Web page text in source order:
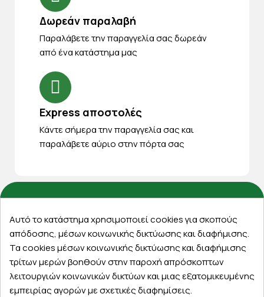
Δωρεάν παραλαβή
Παραλάβετε την παραγγελία σας δωρεάν
από ένα κατάστημα μας
Express αποστολές
Κάντε σήμερα την παραγγελία σας και
παραλάβετε αύριο στην πόρτα σας
Εξυπηρέτηση πελατών
Λογαριασμός
Τα αγαπημένα μου
Τρόποι παραγγελίας
Τρόποι πληρωμής
Αυτό το κατάστημα χρησιμοποιεί cookies για σκοπούς
απόδοσης, μέσων κοινωνικής δικτύωσης και διαφήμισης.
Τα cookies μέσων κοινωνικής δικτύωσης και διαφήμισης
τρίτων μερών βοηθούν στην παροχή απρόσκοπτων
λειτουργιών κοινωνικών δικτύων και μιας εξατομικευμένης
εμπειρίας αγορών με σχετικές διαφημίσεις.